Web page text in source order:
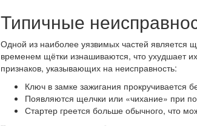
Типичные
Одной из наиболее уязвимых частей является
временем щётки изнашиваются, что ухудшает
признаков, указывающих на неисправность:
Ключ в замке зажигания прокручивается
Появляются щелчки или «чихание» при
Стартер греется больше обычного, что